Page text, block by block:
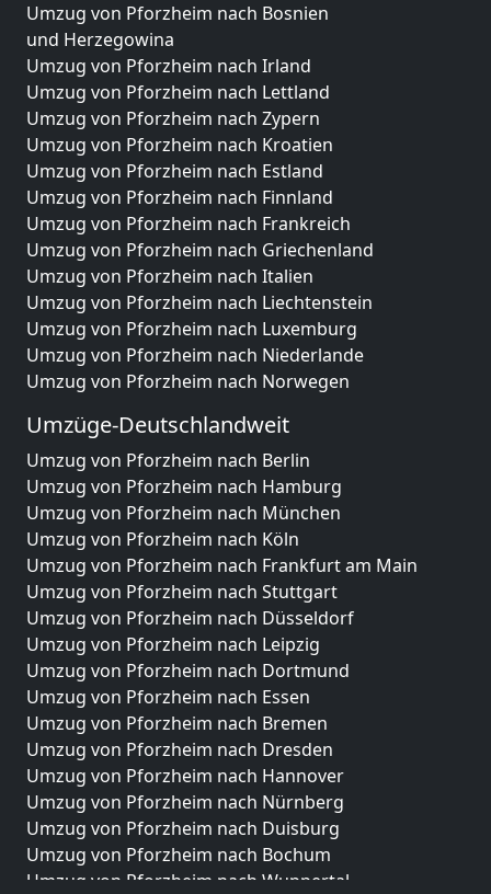
Umzug von Pforzheim nach Bosnien
und Herzegowina
Umzug von Pforzheim nach Irland
Umzug von Pforzheim nach Lettland
Umzug von Pforzheim nach Zypern
Umzug von Pforzheim nach Kroatien
Umzug von Pforzheim nach Estland
Umzug von Pforzheim nach Finnland
Umzug von Pforzheim nach Frankreich
Umzug von Pforzheim nach Griechenland
Umzug von Pforzheim nach Italien
Umzug von Pforzheim nach Liechtenstein
Umzug von Pforzheim nach Luxemburg
Umzug von Pforzheim nach Niederlande
Umzug von Pforzheim nach Norwegen
Umzüge-Deutschlandweit
Umzug von Pforzheim nach Berlin
Umzug von Pforzheim nach Hamburg
Umzug von Pforzheim nach München
Umzug von Pforzheim nach Köln
Umzug von Pforzheim nach Frankfurt am Main
Umzug von Pforzheim nach Stuttgart
Umzug von Pforzheim nach Düsseldorf
Umzug von Pforzheim nach Leipzig
Umzug von Pforzheim nach Dortmund
Umzug von Pforzheim nach Essen
Umzug von Pforzheim nach Bremen
Umzug von Pforzheim nach Dresden
Umzug von Pforzheim nach Hannover
Umzug von Pforzheim nach Nürnberg
Umzug von Pforzheim nach Duisburg
Umzug von Pforzheim nach Bochum
Umzug von Pforzheim nach Wuppertal